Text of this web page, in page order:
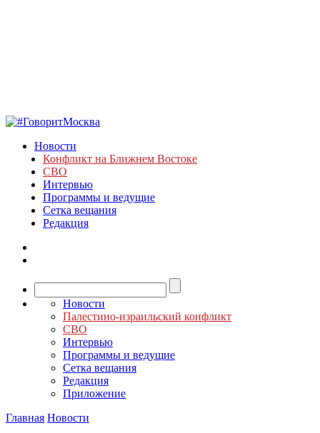
Новости
Конфликт на Ближнем Востоке
СВО
Интервью
Программы и ведущие
Сетка вещания
Редакция
Новости
Палестино-израильский конфликт
СВО
Интервью
Программы и ведущие
Сетка вещания
Редакция
Приложение
Главная Новости